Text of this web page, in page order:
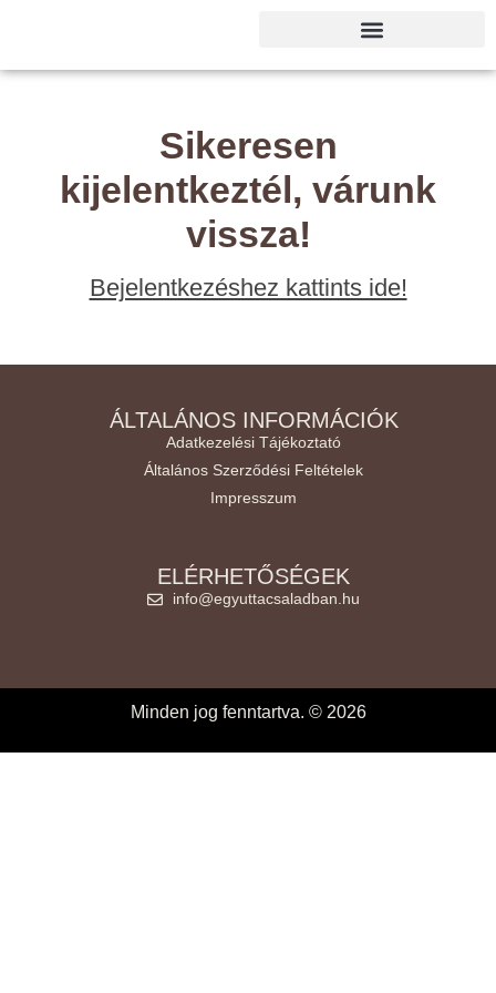
Sikeresen
kijelentkeztél, várunk
vissza!
Bejelentkezéshez kattints ide!
ÁLTALÁNOS INFORMÁCIÓK
Adatkezelési Tájékoztató
Általános Szerződési Feltételek
Impresszum
ELÉRHETŐSÉGEK
info@egyuttacsaladban.hu
Minden jog fenntartva. © 2026